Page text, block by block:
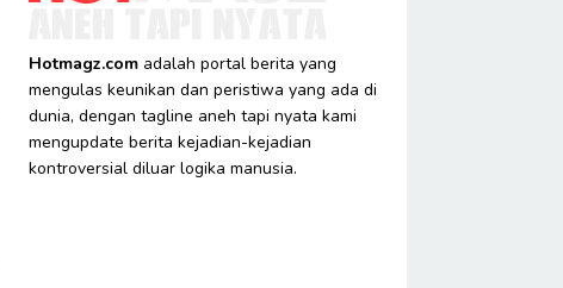
Hotmagz.comadalah portal berita yang
mengulas keunikan dan peristiwa yang ada di
dunia, dengan tagline aneh tapi nyata kami
mengupdate berita kejadian-kejadian
kontroversial diluar logika manusia.